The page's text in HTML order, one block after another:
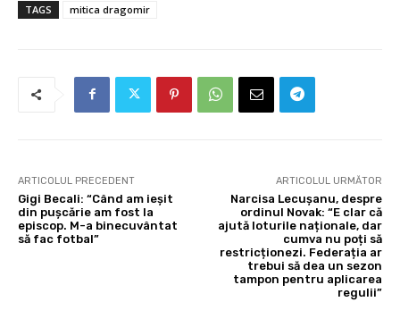
TAGS mitica dragomir
ARTICOLUL PRECEDENT
Gigi Becali: “Când am ieșit
din pușcărie am fost la
episcop. M-a binecuvântat
să fac fotbal”
ARTICOLUL URMĂTOR
Narcisa Lecușanu, despre
ordinul Novak: “E clar că
ajută loturile naționale, dar
cumva nu poți să
restricționezi. Federația ar
trebui să dea un sezon
tampon pentru aplicarea
regulii”